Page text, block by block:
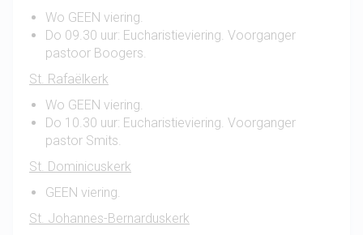
Wo GEEN viering.
Do 09.30 uur: Eucharistieviering. Voorganger
pastoor Boogers.
St. Rafaëlkerk
Wo GEEN viering.
Do 10.30 uur: Eucharistieviering. Voorganger
pastor Smits.
St. Dominicuskerk
GEEN viering.
St. Johannes-Bernarduskerk